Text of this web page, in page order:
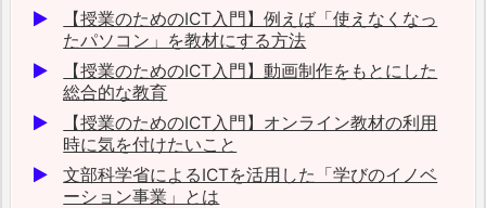
【授業のためのICT入門】例えば「使えなくなっ
たパソコン」を教材にする方法
【授業のためのICT入門】動画制作をもとにした
総合的な教育
【授業のためのICT入門】オンライン教材の利用
時に気を付けたいこと
文部科学省によるICTを活用した「学びのイノベ
ーション事業」とは